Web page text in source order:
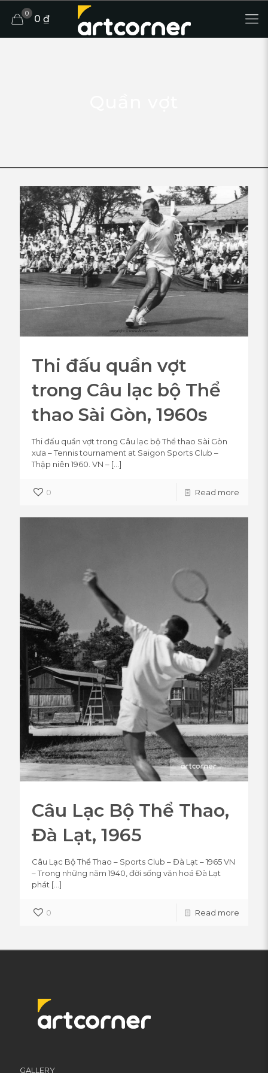
0 0 ₫
Thi đấu quần vợt
trong Câu lạc bộ Thể
thao Sài Gòn, 1960s
Thi đấu quần vợt trong Câu lạc bộ Thể thao Sài Gòn
xưa – Tennis tournament at Saigon Sports Club –
Thập niên 1960. VN – […]
0 Read more
Câu Lạc Bộ Thể Thao,
Đà Lạt, 1965
Câu Lạc Bộ Thể Thao – Sports Club – Đà Lạt – 1965 VN
– Trong những năm 1940, đời sống văn hoá Đà Lạt
phát […]
0 Read more
GALLERY